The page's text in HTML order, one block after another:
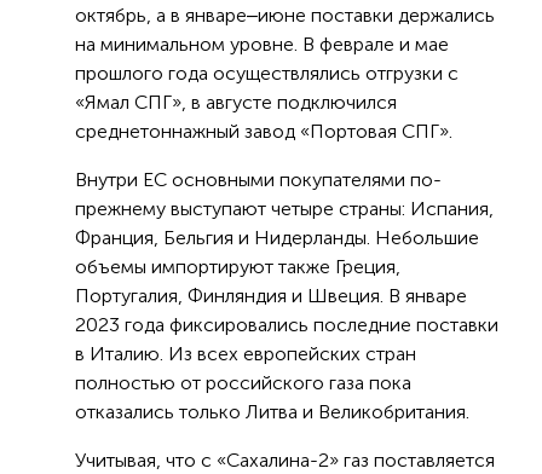
октябрь, а в январе‒июне поставки держались
на минимальном уровне. В феврале и мае
прошлого года осуществлялись отгрузки с
«Ямал СПГ», в августе подключился
среднетоннажный завод «Портовая СПГ».
Внутри ЕС основными покупателями по-
прежнему выступают четыре страны: Испания,
Франция, Бельгия и Нидерланды. Небольшие
объемы импортируют также Греция,
Португалия, Финляндия и Швеция. В январе
2023 года фиксировались последние поставки
в Италию. Из всех европейских стран
полностью от российского газа пока
отказались только Литва и Великобритания.
Учитывая, что с «Сахалина-2» газ поставляется